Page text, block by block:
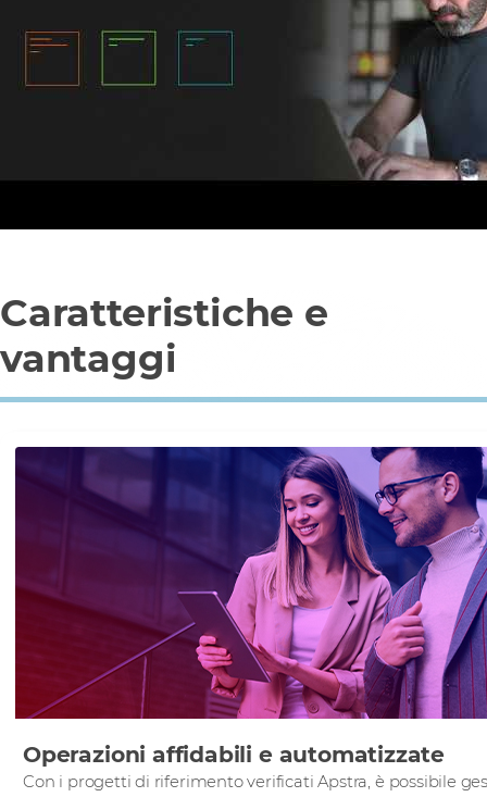
Caratteristiche e
vantaggi
Operazioni affidabili e automatizzate
Con i progetti di riferimento verificati Apstra, è possibile